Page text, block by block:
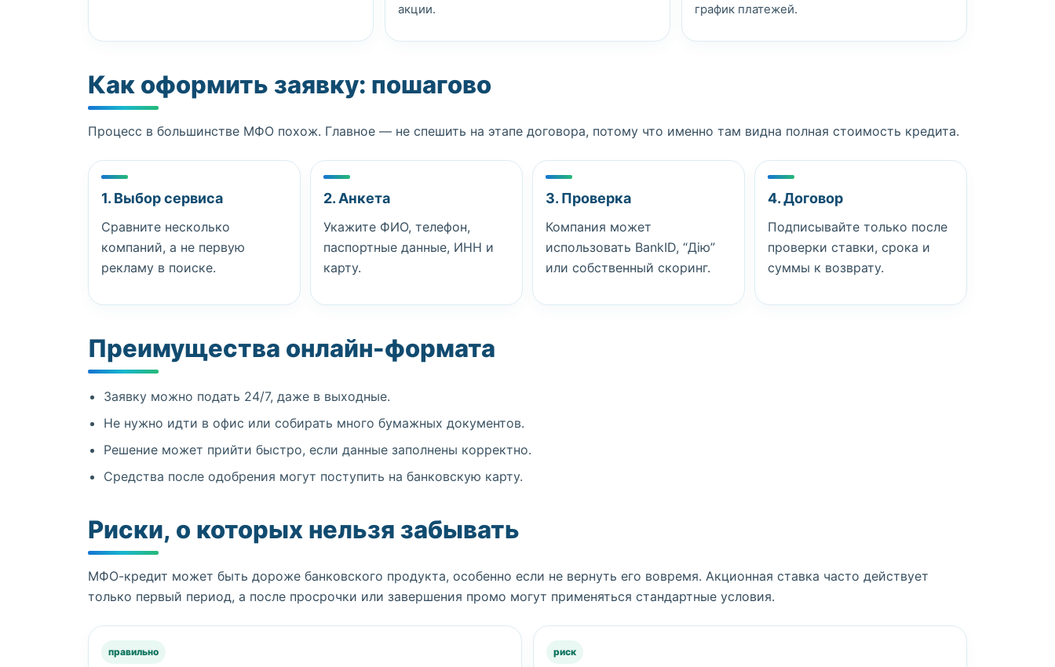
акции.
график платежей.
Как оформить заявку: пошагово
Процесс в большинстве МФО похож. Главное — не спешить на этапе договора, потому что именно там видна полная стоимость кредита.
1. Выбор сервиса
Сравните несколько
компаний, а не первую
рекламу в поиске.
2. Анкета
Укажите ФИО, телефон,
паспортные данные, ИНН и
карту.
3. Проверка
Компания может
использовать BankID, “Дію”
или собственный скоринг.
4. Договор
Подписывайте только после
проверки ставки, срока и
суммы к возврату.
Преимущества онлайн-формата
Заявку можно подать 24/7, даже в выходные.
Не нужно идти в офис или собирать много бумажных документов.
Решение может прийти быстро, если данные заполнены корректно.
Средства после одобрения могут поступить на банковскую карту.
Риски, о которых нельзя забывать
МФО-кредит может быть дороже банковского продукта, особенно если не вернуть его вовремя. Акционная ставка часто действует
только первый период, а после просрочки или завершения промо могут применяться стандартные условия.
правильно риск